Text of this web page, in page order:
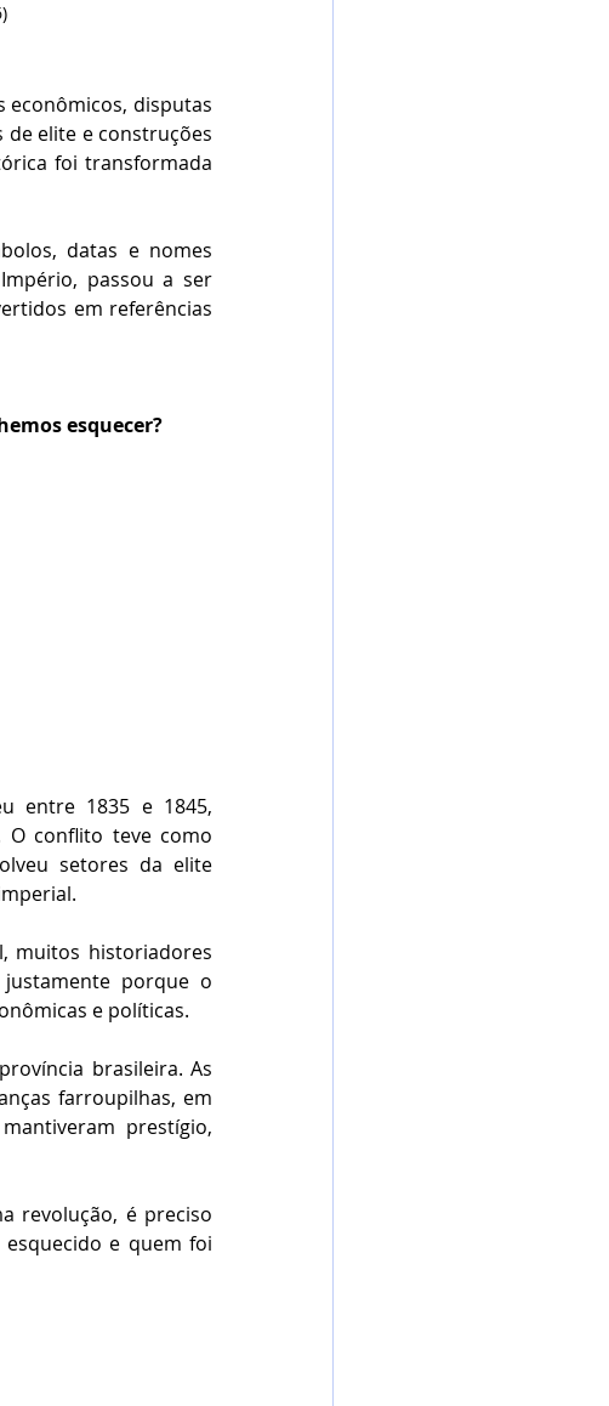
econômicos, disputas
de elite e construções
foi transformada
datas e nomes
passou a ser
em referências
esquecer?
entre 1835 e 1845,
O conflito teve como
setores da elite
muitos historiadores
porque o
e políticas.
brasileira. As
farroupilhas, em
prestígio,
revolução, é preciso
e quem foi